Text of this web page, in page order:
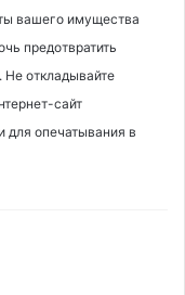
вашего имущества
предотвратить
Не откладывайте
сайт
для опечатывания в